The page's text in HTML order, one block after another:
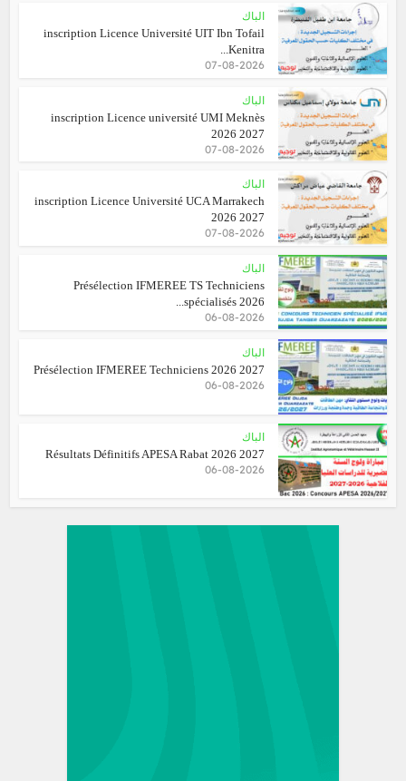
الباك
inscription Licence Université UIT Ibn Tofail
Kenitra...
07-08-2026
الباك
inscription Licence université UMI Meknès
2026 2027
07-08-2026
الباك
inscription Licence Université UCA Marrakech
2026 2027
07-08-2026
الباك
Présélection IFMEREE TS Techniciens
spécialisés 2026...
06-08-2026
الباك
Présélection IFMEREE Techniciens 2026 2027
06-08-2026
الباك
Résultats Définitifs APESA Rabat 2026 2027
06-08-2026